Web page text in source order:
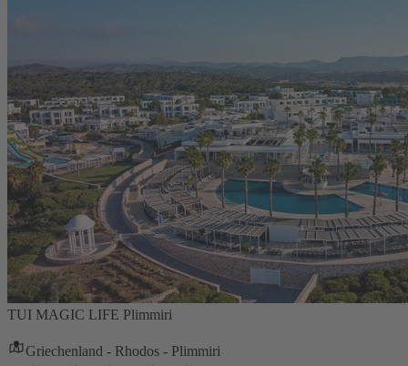
TUI MAGIC LIFE Plimmiri
Griechenland - Rhodos - Plimmiri